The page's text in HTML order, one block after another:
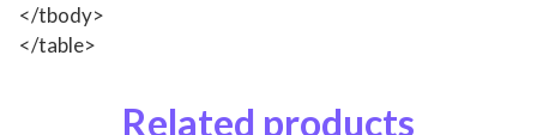
</tbody>
</table>
Related products